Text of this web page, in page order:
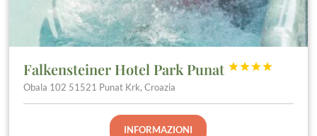
Falkensteiner Hotel Park Punat 



Obala 102 51521 Punat Krk, Croazia
INFORMAZIONI